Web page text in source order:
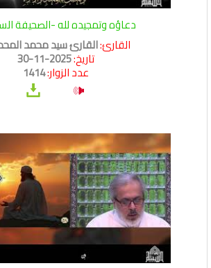
دعاؤه وتمجيده لله -الصحيفة
القارئ:القارئ سيد محمد
تاريخ:2025-11-30
عدد الزوار:1414